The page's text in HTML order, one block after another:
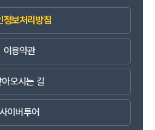
정보처리방침
이용약관
아오시는 길
사이버투어